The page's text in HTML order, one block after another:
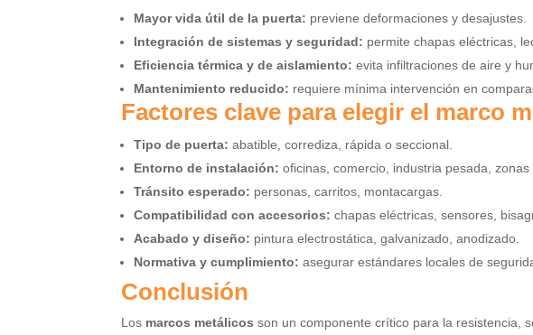
Mayor vida útil de la puerta: previene deformaciones y desajustes.
Integración de sistemas y seguridad: permite chapas eléctricas,
Eficiencia térmica y de aislamiento: evita infiltraciones de aire y
Mantenimiento reducido: requiere mínima intervención en
Factores clave para elegir el marco
Tipo de puerta: abatible, corrediza, rápida o seccional.
Entorno de instalación: oficinas, comercio, industria pesada, zonas
Tránsito esperado: personas, carritos, montacargas.
Compatibilidad con accesorios: chapas eléctricas, sensores,
Acabado y diseño: pintura electrostática, galvanizado, anodizado.
Normativa y cumplimiento: asegurar estándares locales de
Conclusión
Los marcos metálicos son un componente crítico para la resistencia,